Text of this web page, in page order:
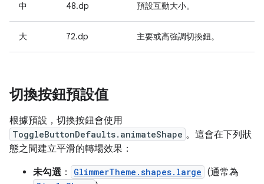
中 48.dp 預設互動大小。
大 72.dp 主要或高強調切換鈕。
切換按鈕預設值
根據預設，切換按鈕會使用
ToggleButtonDefaults.animateShape 。這會在下列狀
態之間建立平滑的轉場效果：
未勾選 ： GlimmerTheme.shapes.large (通常為